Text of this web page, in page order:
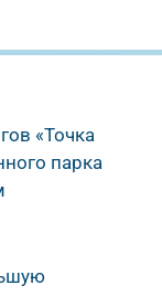
«Точка
парка